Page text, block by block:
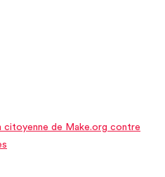
de Make.org contre